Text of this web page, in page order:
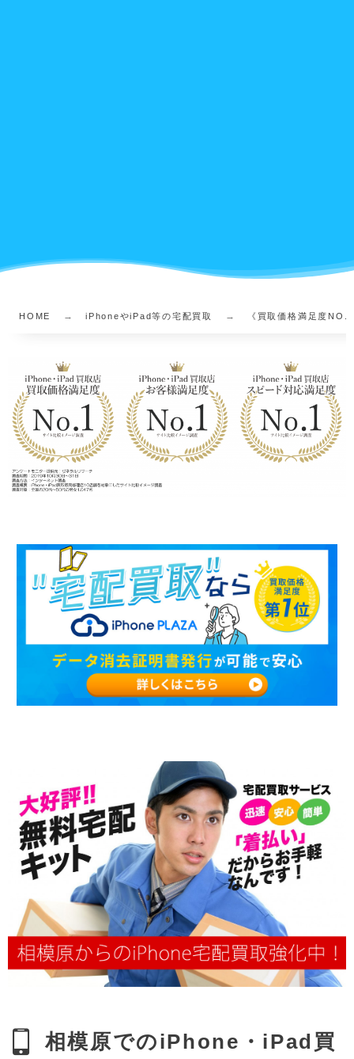
HOME iPhoneやiPad等の宅配買取 《買取価格満足度
相模原でのiPhone・iPad買